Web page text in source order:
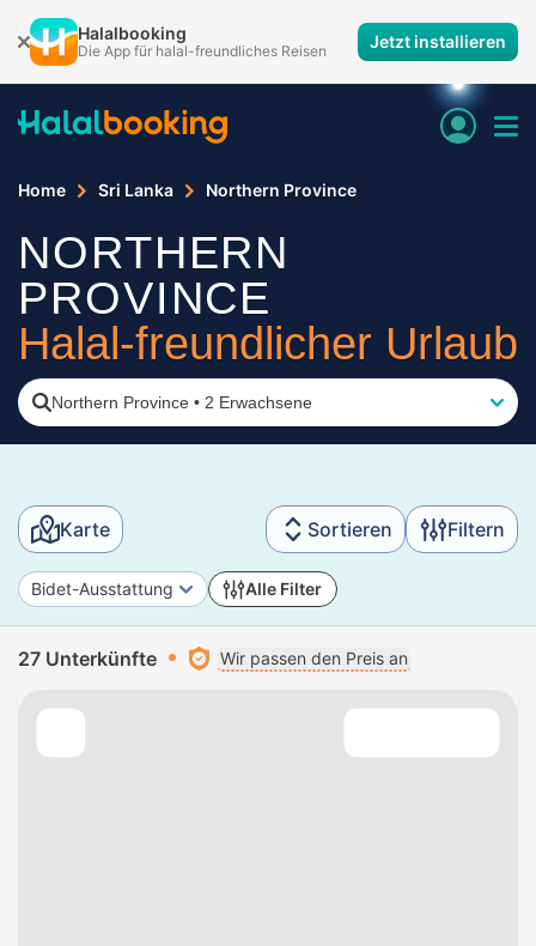
Halalbooking
Die App für halal-freundliches Reisen Jetzt installieren
Home Sri Lanka Northern Province
NORTHERN
PROVINCE
Halal-freundlicher Urlaub
Northern Province • 2 Erwachsene
Karte Sortieren Filtern
Bidet-Ausstattung Alle Filter
27 Unterkünfte Wir passen den Preis an